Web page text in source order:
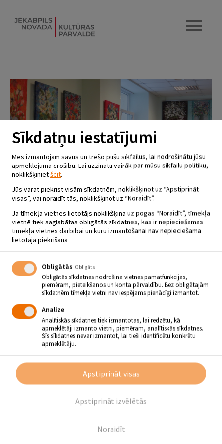
LAIMAS LUPIĶES MĀKSLAS
IZSTĀDE “KRĀSU BRĪVĪBA”
03.04 - 28.04
Galvenās bibliotēkas lasītavā no 3. līdz 28. aprīlim
skatāma mākslinieces, Tautas tēlotājmākslas studijas
„Madona” dalībnieces, Laimas Lupiķes darbu izstāde
“Krāsu brīvība”.Ikviens apmeklētājs aicināts savām acīm izbaudīt
krāsu gammu sniegto daudzveidību un vienreizību mākslinieces
darbos.
Laima Lupiķe apguvusi specifisku tehniku, ko angliski dēvē par
crazy
wool
, bet latviski – par tīmekļošanu, čunčināšanu vai karameļtehniku.
Lai arī kā sauktu šo tehniku, svarīgais ir tas, ka, apgūstot to labi un
Turklāt, tīmekļojot iespējams neierobežoti radoši izpausties,
izfantazēt un realizēt visneparastākos krāsu un dzijas faktūru
Sīkdatņu iestatījumi
Mēs izmantojam savus un trešo pušu sīkfailus, lai nodrošinātu jūsu
apmeklējuma drošību. Lai uzzinātu vairāk par mūsu sīkfailu politiku,
noklikšķinietšeit.
Jūs varat piekrist visām sīkdatnēm, noklikšķinot uz “Apstiprināt
visas”, vai noraidīt tās, noklikšķinot uz “Noraidīt”.
Ja tīmekļa vietnes lietotājs noklikšķina uz pogas “Noraidīt”, tīmekļa
vietnē tiek saglabātas obligātās sīkdatnes, kas ir nepieciešamas
tīmekļa vietnes darbībai un kuru izmantošanai nav nepieciešama
lietotāja piekrišana
Obligātās Obligāts
Obligātās sīkdatnes nodrošina vietnes pamatfunkcijas,
piemēram, pieteikšanos un konta pārvaldību. Bez obligātajām
sīkdatnēm tīmekļa vietni nav iespējams pienācīgi izmantot.
Analīze
Analītiskās sīkdatnes tiek izmantotas, lai redzētu, kā
apmeklētāji izmanto vietni, piemēram, analītiskās sīkdatnes.
Šīs sīkdatnes nevar izmantot, lai tieši identificētu konkrētu
apmeklētāju.
Noraidīt
Apstiprināt izvēlētās
Apstiprināt visas